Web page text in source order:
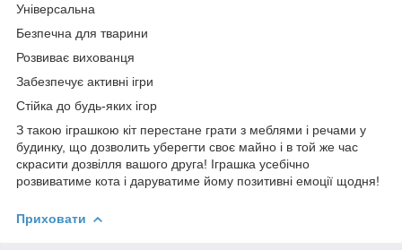
Універсальна
Безпечна для тварини
Розвиває вихованця
Забезпечує активні ігри
Стійка до будь-яких ігор
З такою іграшкою кіт перестане грати з меблями і речами у
будинку, що дозволить уберегти своє майно і в той же час
скрасити дозвілля вашого друга! Іграшка усебічно
розвиватиме кота і даруватиме йому позитивні емоції щодня!
Приховати